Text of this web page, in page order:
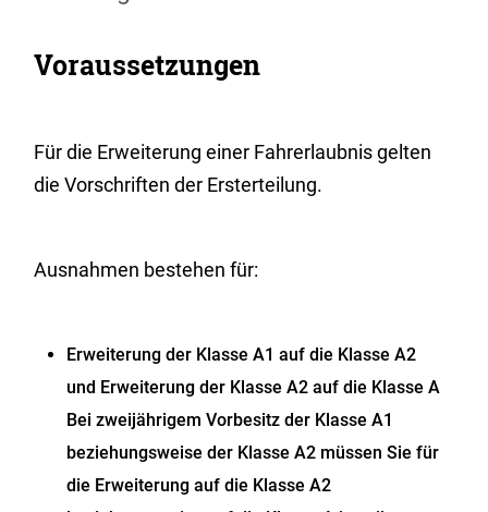
Voraussetzungen
Für die Erweiterung einer Fahrerlaubnis gelten
die Vorschriften der Ersterteilung.
Ausnahmen bestehen für:
Erweiterung der Klasse A1 auf die Klasse A2
und Erweiterung der Klasse A2 auf die Klasse A
Bei zweijährigem Vorbesitz der Klasse A1
beziehungsweise der Klasse A2 müssen Sie für
die Erweiterung auf die Klasse A2